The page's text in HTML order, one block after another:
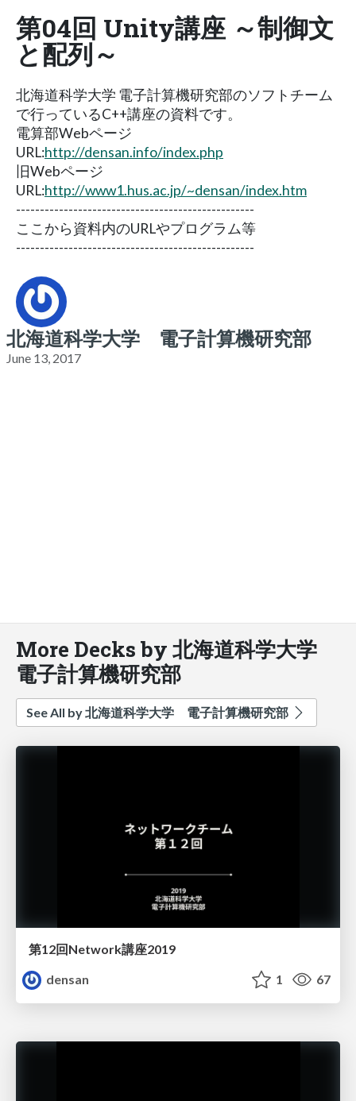
第04回 Unity講座 ～制御文
と配列～
北海道科学大学 電子計算機研究部のソフトチーム
で行っているC++講座の資料です。
電算部Webページ
URL:http://densan.info/index.php
旧Webページ
URL:http://www1.hus.ac.jp/~densan/index.htm
--------------------------------------------------
ここから資料内のURLやプログラム等
--------------------------------------------------
北海道科学大学 電子計算機研究部
June 13, 2017
More Decks by 北海道科学大学
電子計算機研究部
See All by 北海道科学大学 電子計算機研究部
第12回Network講座2019
densan
1 67